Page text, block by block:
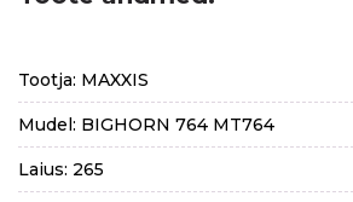
Tootja: MAXXIS
Mudel: BIGHORN 764 MT764
Laius: 265